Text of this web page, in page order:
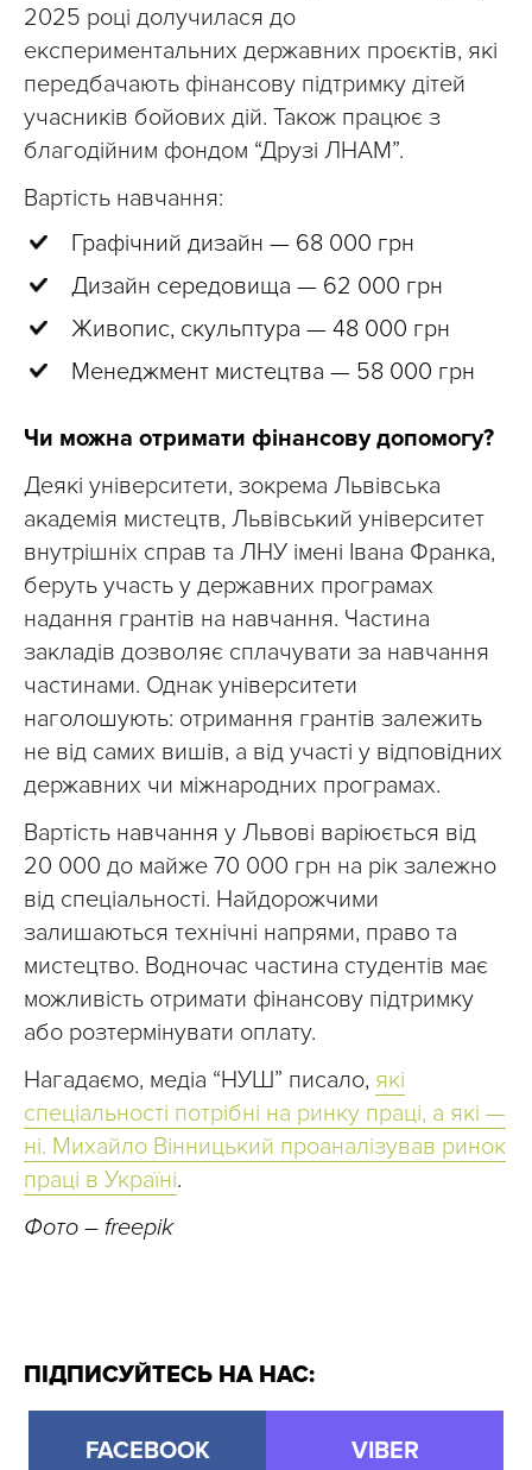
2025 році долучилася до
експериментальних державних проєктів, які
передбачають фінансову підтримку дітей
учасників бойових дій. Також працює з
благодійним фондом “Друзі ЛНАМ”.
Вартість навчання:
Графічний дизайн — 68 000 грн
Дизайн середовища — 62 000 грн
Живопис, скульптура — 48 000 грн
Менеджмент мистецтва — 58 000 грн
Чи можна отримати фінансову допомогу?
Деякі університети, зокрема Львівська
академія мистецтв, Львівський університет
внутрішніх справ та ЛНУ імені Івана Франка,
беруть участь у державних програмах
надання грантів на навчання. Частина
закладів дозволяє сплачувати за навчання
частинами. Однак університети
наголошують: отримання грантів залежить
не від самих вишів, а від участі у відповідних
державних чи міжнародних програмах.
Вартість навчання у Львові варіюється від
20 000 до майже 70 000 грн на рік залежно
від спеціальності. Найдорожчими
залишаються технічні напрями, право та
мистецтво. Водночас частина студентів має
можливість отримати фінансову підтримку
або розтермінувати оплату.
Нагадаємо, медіа “НУШ” писало, які
спеціальності потрібні на ринку праці, а які —
ні. Михайло Вінницький проаналізував ринок
праці в Україні.
Фото – freepik
ПІДПИСУЙТЕСЬ НА НАС:
FACEBOOK VIBER